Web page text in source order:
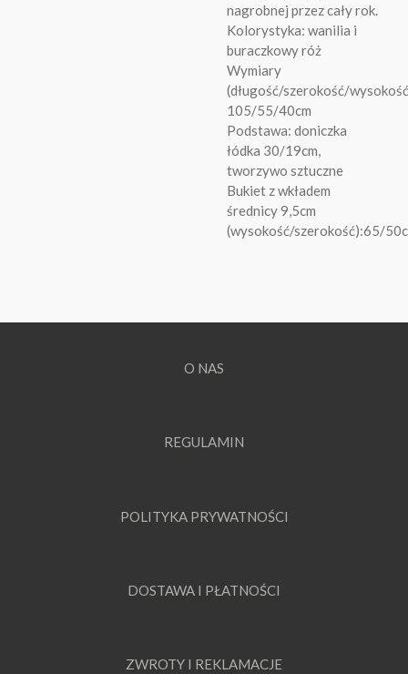
nagrobnej przez cały rok.
Kolorystyka: wanilia i
buraczkowy róż
Wymiary
(długość/szerokość/
105/55/40cm
Podstawa: doniczka
łódka 30/19cm,
tworzywo sztuczne
Bukiet z wkładem
średnicy 9,5cm
(wysokość/szerokość):65/
O NAS
REGULAMIN
POLITYKA PRYWATNOŚCI
DOSTAWA I PŁATNOŚCI
ZWROTY I REKLAMACJE